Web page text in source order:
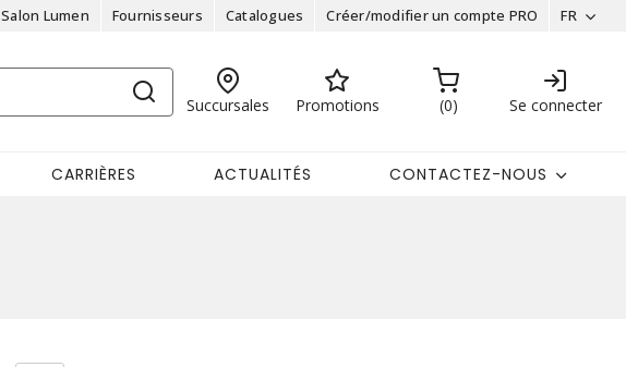
Salon Lumen Fournisseurs Catalogues Créer/modifier un compte PRO FR
Succursales Promotions 0 Se connecter
CARRIÈRES ACTUALITÉS CONTACTEZ-NOUS